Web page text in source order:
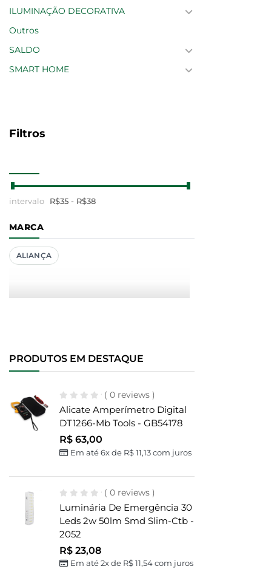
ILUMINAÇÃO DECORATIVA
Outros
SALDO
SMART HOME
Filtros
R$35 - R$38
MARCA
ALIANÇA
PRODUTOS EM DESTAQUE
( 0 reviews )
Alicate Amperímetro Digital
DT1266-Mb Tools - GB54178
R$ 63,00
Em até 6x de R$11,13com juros
( 0 reviews )
Luminária De Emergência 30
Leds 2w 50lm Smd Slim-Ctb -
2052
R$ 23,08
Em até 2x de R$11,54com juros